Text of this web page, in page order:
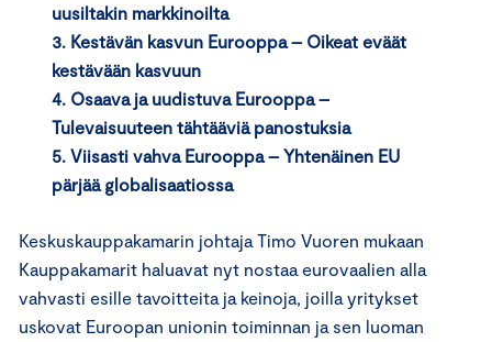
uusiltakin markkinoilta
3. Kestävän kasvun Eurooppa – Oikeat eväät
kestävään kasvuun
4. Osaava ja uudistuva Eurooppa –
Tulevaisuuteen tähtääviä panostuksia
5. Viisasti vahva Eurooppa – Yhtenäinen EU
pärjää globalisaatiossa
Keskuskauppakamarin johtaja Timo Vuoren mukaan
Kauppakamarit haluavat nyt nostaa eurovaalien alla
vahvasti esille tavoitteita ja keinoja, joilla yritykset
uskovat Euroopan unionin toiminnan ja sen luoman